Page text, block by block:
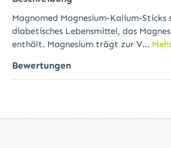
Magnomed Magnesium-Kalium-Sticks
diabetisches Lebensmittel, das
enthält. Magnesium trägt zur V…
Bewertungen